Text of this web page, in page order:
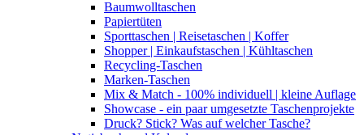
Baumwolltaschen
Papiertüten
Sporttaschen | Reisetaschen | Koffer
Shopper | Einkaufstaschen | Kühltaschen
Recycling-Taschen
Marken-Taschen
Mix & Match - 100% individuell | kleine Auflage
Showcase - ein paar umgesetzte Taschenprojekte
Druck? Stick? Was auf welcher Tasche?